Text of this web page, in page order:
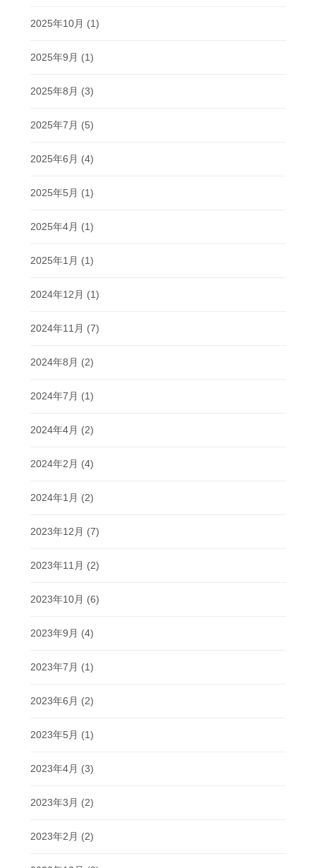
2025年10月 (1)
2025年9月 (1)
2025年8月 (3)
2025年7月 (5)
2025年6月 (4)
2025年5月 (1)
2025年4月 (1)
2025年1月 (1)
2024年12月 (1)
2024年11月 (7)
2024年8月 (2)
2024年7月 (1)
2024年4月 (2)
2024年2月 (4)
2024年1月 (2)
2023年12月 (7)
2023年11月 (2)
2023年10月 (6)
2023年9月 (4)
2023年7月 (1)
2023年6月 (2)
2023年5月 (1)
2023年4月 (3)
2023年3月 (2)
2023年2月 (2)